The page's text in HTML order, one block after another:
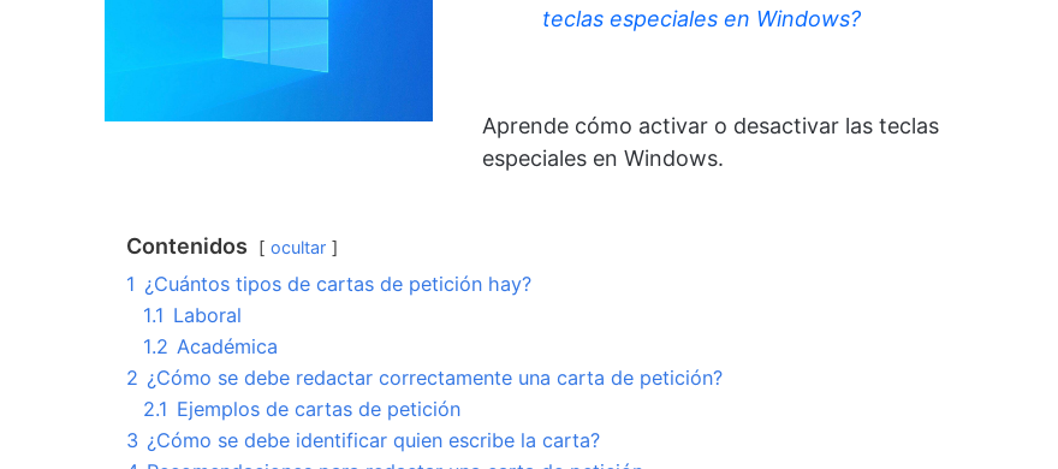
teclas especiales en Windows?
Aprende cómo activar o desactivar las teclas
especiales en Windows.
Contenidos ocultar
1 ¿Cuántos tipos de cartas de petición hay?
1.1 Laboral
1.2 Académica
2 ¿Cómo se debe redactar correctamente una carta de petición?
2.1 Ejemplos de cartas de petición
3 ¿Cómo se debe identificar quien escribe la carta?